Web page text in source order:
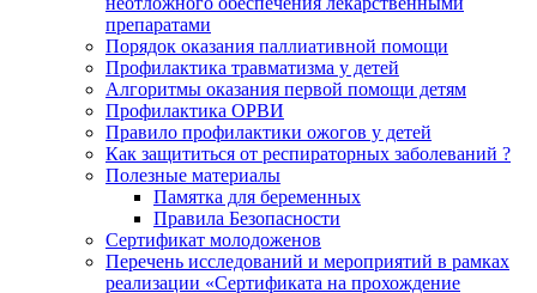
препаратами
Порядок оказания паллиативной помощи
Профилактика травматизма у детей
Алгоритмы оказания первой помощи детям
Профилактика ОРВИ
Правило профилактики ожогов у детей
Как защититься от респираторных заболеваний ?
Полезные материалы
Памятка для беременных
Правила Безопасности
Сертификат молодоженов
Перечень исследований и мероприятий в рамках
реализации «Сертификата на прохождение